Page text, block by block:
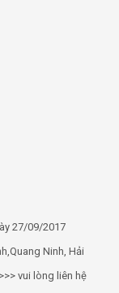
27/09/2017
Ninh, Hải
vui lòng liên hệ